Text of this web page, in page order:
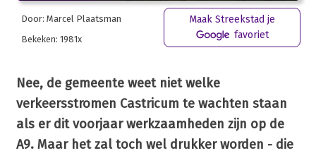
Door: Marcel Plaatsman
Bekeken: 1981x
Maak Streekstad je
favoriet
Nee, de gemeente weet niet welke
verkeersstromen Castricum te wachten staan
als er dit voorjaar werkzaamheden zijn op de
A9. Maar het zal toch wel drukker worden - die